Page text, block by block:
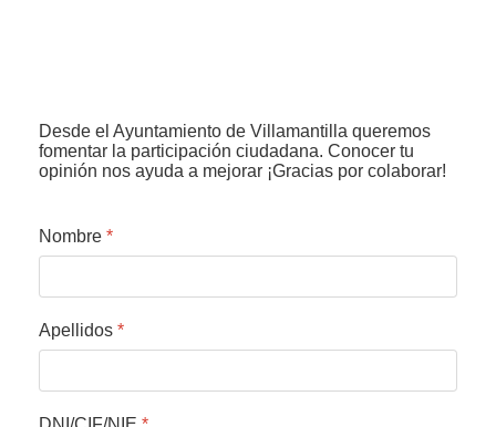
Desde el Ayuntamiento de Villamantilla queremos
fomentar la participación ciudadana. Conocer tu
opinión nos ayuda a mejorar ¡Gracias por colaborar!
Nombre *
Apellidos *